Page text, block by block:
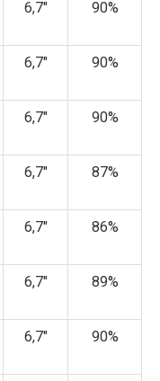
6,7″ 90%
6,7″ 90%
6,7″ 90%
6,7″ 87%
6,7″ 86%
6,7″ 89%
6,7″ 90%